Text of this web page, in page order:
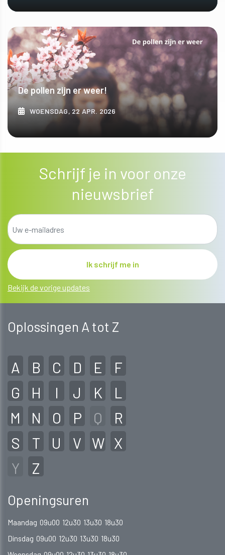
ONTDEK MEER
De pollen zijn er weer!
WOENSDAG, 22 APR. 2026
ONTDEK MEER
Schrijf je in voor onze
nieuwsbrief
Bekijk de vorige updates
Oplossingen A tot Z
A B C D E
F
G
H I J K
L
M
N O P Q
R
S
T U V W X
Y
Z
Openingsuren
Maandag 09u00 12u30 13u30 18u30
Dinsdag 09u00 12u30 13u30 18u30